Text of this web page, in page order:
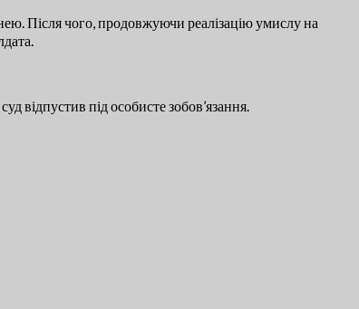
Після чого, продовжуючи реалізацію умислу на
відпустив під особисте зобов’язання.